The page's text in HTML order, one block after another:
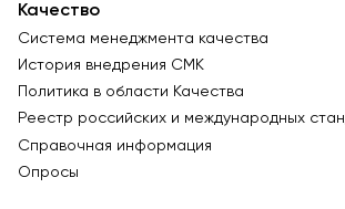
Качество
Система менеджмента качества
История внедрения СМК
Политика в области Качества
Реестр российских и международных
Справочная информация
Опросы